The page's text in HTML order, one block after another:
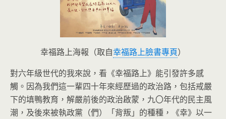
幸福路上海報（取自幸福路上臉書專頁）
對六年級世代的我來說，看《幸福路上》能引發許多感
觸。因為我們這一輩四十年來經歷過的政治路，包括戒嚴
下的填鴨教育，解嚴前後的政治啟蒙，九〇年代的民主風
潮，及後來被執政黨（們）「背叛」的種種，《幸》以一